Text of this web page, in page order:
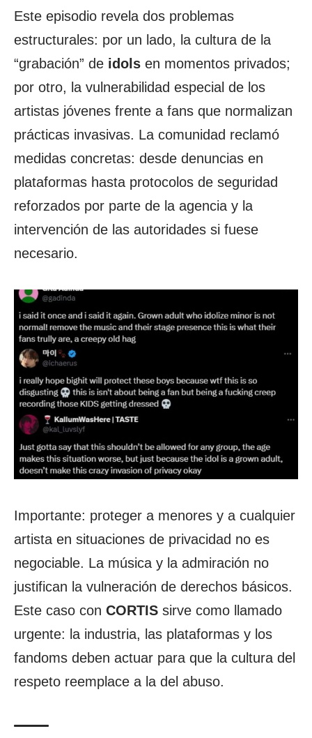
Este episodio revela dos problemas
estructurales: por un lado, la cultura de la
“grabación” de idols en momentos privados;
por otro, la vulnerabilidad especial de los
artistas jóvenes frente a fans que normalizan
prácticas invasivas. La comunidad reclamó
medidas concretas: desde denuncias en
plataformas hasta protocolos de seguridad
reforzados por parte de la agencia y la
intervención de las autoridades si fuese
necesario.
Importante: proteger a menores y a cualquier
artista en situaciones de privacidad no es
negociable. La música y la admiración no
justifican la vulneración de derechos básicos.
Este caso con CORTIS sirve como llamado
urgente: la industria, las plataformas y los
fandoms deben actuar para que la cultura del
respeto reemplace a la del abuso.